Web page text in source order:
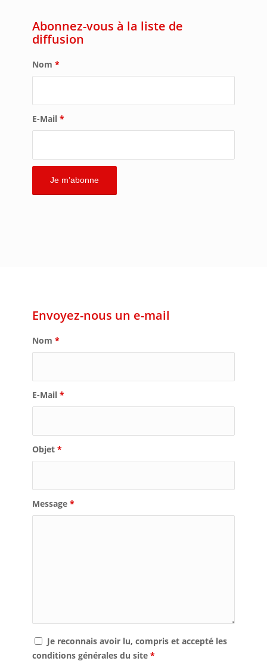
Abonnez-vous à la liste de
diffusion
Nom *
E-Mail *
Envoyez-nous un e-mail
Nom *
E-Mail *
Objet *
Message *
Je reconnais avoir lu, compris et accepté les
conditions générales du site *